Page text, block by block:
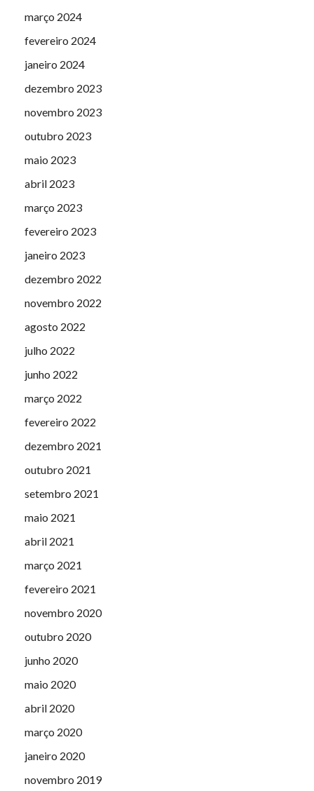
março 2024
fevereiro 2024
janeiro 2024
dezembro 2023
novembro 2023
outubro 2023
maio 2023
abril 2023
março 2023
fevereiro 2023
janeiro 2023
dezembro 2022
novembro 2022
agosto 2022
julho 2022
junho 2022
março 2022
fevereiro 2022
dezembro 2021
outubro 2021
setembro 2021
maio 2021
abril 2021
março 2021
fevereiro 2021
novembro 2020
outubro 2020
junho 2020
maio 2020
abril 2020
março 2020
janeiro 2020
novembro 2019